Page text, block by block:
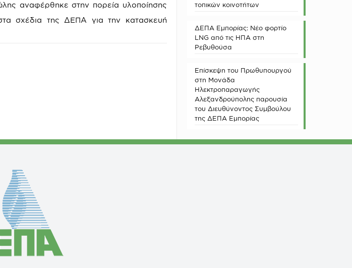
αναφέρθηκε στην πορεία υλοποίησης
σχέδια της ΔΕΠΑ για την κατασκευή
τοπικών κοινοτήτων
ΔΕΠΑ Εμπορίας: Νέο φορτίο
LNG από τις ΗΠΑ στη
Ρεβυθούσα
Επίσκεψη του Πρωθυπουργού
στη Μονάδα
Ηλεκτροπαραγωγής
Αλεξανδρούπολης παρουσία
του Διευθύνοντος Συμβούλου
της ΔΕΠΑ Εμπορίας